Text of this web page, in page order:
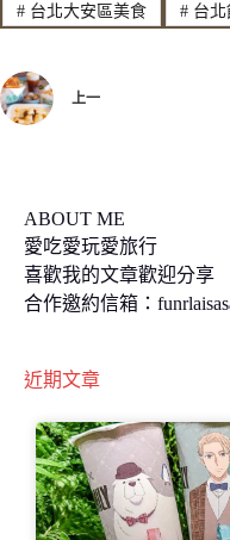
b L
#台北大安區美食 #台北
上一
ABOUT ME
愛吃愛玩愛旅行
喜歡我的文章歡迎分享
合作邀約信箱：
近期文章